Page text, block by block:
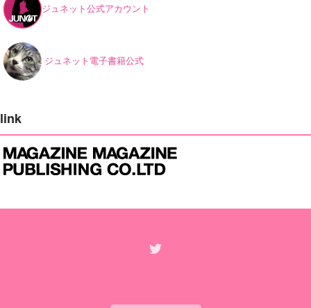
ジュネット公式アカウント
ジュネット電子書籍公式
link